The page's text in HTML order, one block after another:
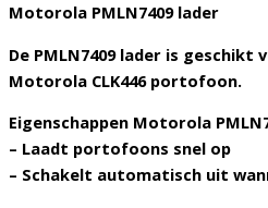
Motorola PMLN7409 lader
De PMLN7409 lader is geschikt
Motorola CLK446 portofoon.
Eigenschappen Motorola
– Laadt portofoons snel op
– Schakelt automatisch uit